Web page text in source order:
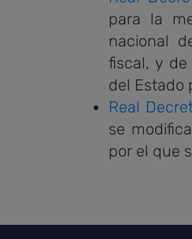
para la
nacional
fiscal, y
del Estado
Real
se
por el que